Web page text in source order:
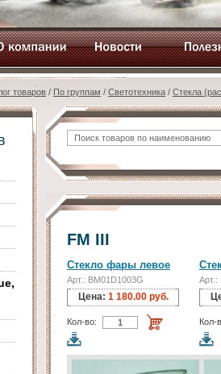
товаров / По группам / Светотехника / Стекла
FM III
Стекло фары левое
Арт.: BM01D1003G
Цена: 1 180.00 руб.
Кол-во:
Арт.:
Кол-